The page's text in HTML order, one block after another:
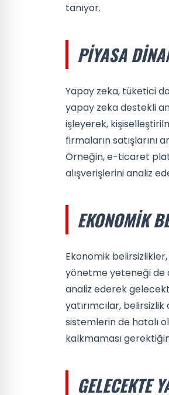
tanıyor.
PIYASA
Yapay zeka, tüketici
yapay zeka destekli
işleyerek,
firmaların satışlarını
Örneğin, e-ticaret
alışverişlerini analiz
EKONOMIK
Ekonomik
yönetme yeteneği de
analiz ederek
yatırımcılar,
sistemlerin de hatalı
kalkmaması
GELECEKTE